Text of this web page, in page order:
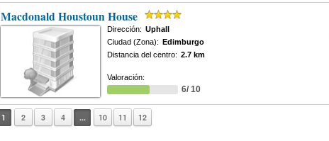
Macdonald Houstoun House
Dirección: Uphall
Ciudad (Zona): Edimburgo
Distancia del centro: 2.7 km
Valoración:
6/ 10
1 2 3 4 ... 10 11 12